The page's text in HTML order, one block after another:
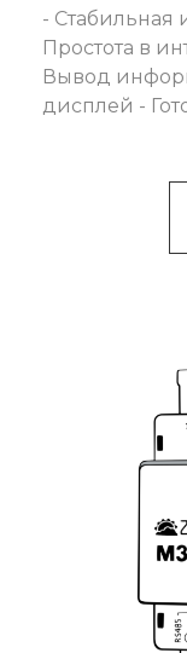
- Стабильная
Простота в
Вывод
дисплей -